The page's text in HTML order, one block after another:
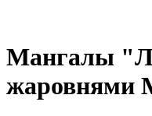
Мангалы
жаровнями